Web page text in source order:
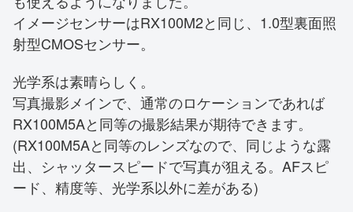
イメージセンサーはRX100M2と同じ、1.0型裏面照
射型CMOSセンサー。
光学系は素晴らしく。
写真撮影メインで、通常のロケーションであれば
RX100M5Aと同等の撮影結果が期待できます。
(RX100M5Aと同等のレンズなので、同じような露
出、シャッタースピードで写真が狙える。AFスピ
ード、精度等、光学系以外に差がある)